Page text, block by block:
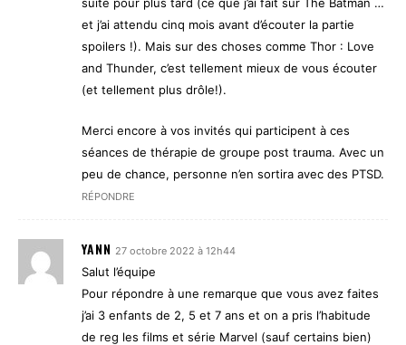
suite pour plus tard (ce que j’ai fait sur The Batman …
et j’ai attendu cinq mois avant d’écouter la partie
spoilers !). Mais sur des choses comme Thor : Love
and Thunder, c’est tellement mieux de vous écouter
(et tellement plus drôle!).
Merci encore à vos invités qui participent à ces
séances de thérapie de groupe post trauma. Avec un
peu de chance, personne n’en sortira avec des PTSD.
RÉPONDRE
YANN 27 octobre 2022 à 12h44
Salut l’équipe
Pour répondre à une remarque que vous avez faites
j’ai 3 enfants de 2, 5 et 7 ans et on a pris l’habitude
de reg les films et série Marvel (sauf certains bien)